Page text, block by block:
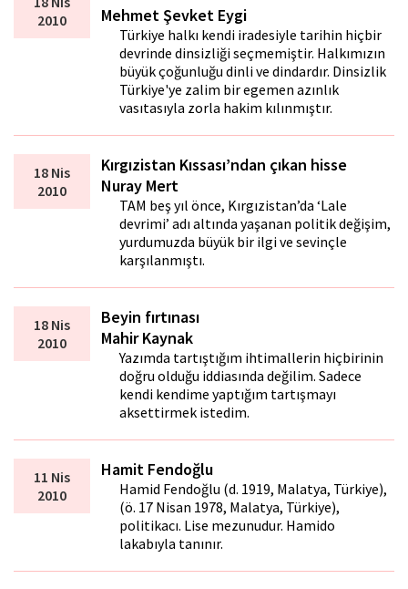
2010
Mehmet Şevket Eygi
Türkiye halkı kendi iradesiyle tarihin hiçbir
devrinde dinsizliği seçmemiştir. Halkımızın
büyük çoğunluğu dinli ve dindardır. Dinsizlik
Türkiye'ye zalim bir egemen azınlık
vasıtasıyla zorla hakim kılınmıştır.
18 Nis
2010
Kırgızistan Kıssası’ndan çıkan hisse
Nuray Mert
TAM beş yıl önce, Kırgızistan’da ‘Lale
devrimi’ adı altında yaşanan politik değişim,
yurdumuzda büyük bir ilgi ve sevinçle
karşılanmıştı.
18 Nis
2010
Beyin fırtınası
Mahir Kaynak
Yazımda tartıştığım ihtimallerin hiçbirinin
doğru olduğu iddiasında değilim. Sadece
kendi kendime yaptığım tartışmayı
aksettirmek istedim.
11 Nis
2010
Hamit Fendoğlu
Hamid Fendoğlu (d. 1919, Malatya, Türkiye),
(ö. 17 Nisan 1978, Malatya, Türkiye),
politikacı. Lise mezunudur. Hamido
lakabıyla tanınır.